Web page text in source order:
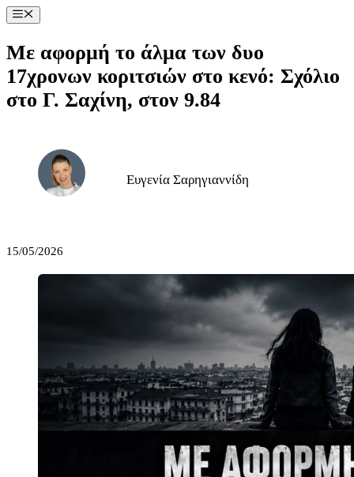
Μετάβαση
σε
Μενού
Με αφορμή το άλμα των δυο
17χρονων κοριτσιών στο κενό: Σχόλιο
στο Γ. Σαχίνη, στον 9.84
Ευγενία Σαρηγιαννίδη
15/05/2026